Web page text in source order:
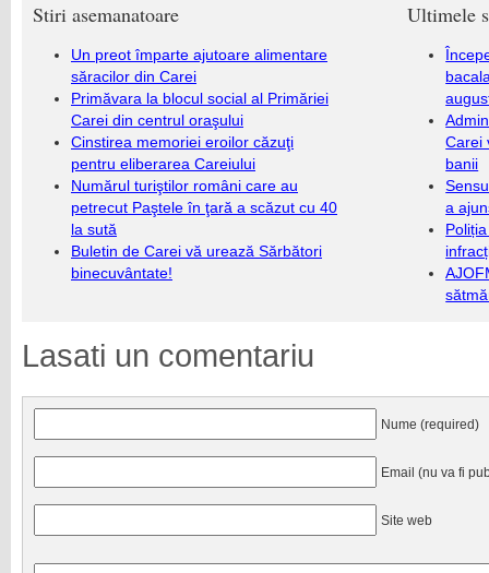
Stiri asemanatoare
Un preot împarte ajutoare alimentare
săracilor din Carei
Primăvara la blocul social al Primăriei
Carei din centrul oraşului
Cinstirea memoriei eroilor căzuţi
pentru eliberarea Careiului
Numărul turiştilor români care au
petrecut Paştele în ţară a scăzut cu 40
la sută
Buletin de Carei vă urează Sărbători
binecuvântate!
Ultimele
Carei
banii
a
Lasati un comentariu
Nume (required)
Email (nu va fi
Site web